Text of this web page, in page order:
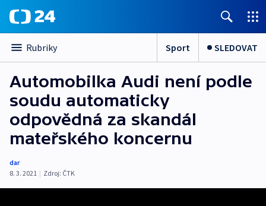
Rubriky Sport SLEDOVAT
Automobilka Audi není podle
soudu automaticky
odpovědná za skandál
mateřského koncernu
dar
8. 3. 2021 | Zdroj: ČTK